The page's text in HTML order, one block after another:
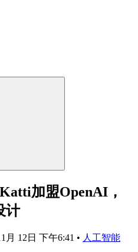
加盟OpenAI，
计
月 12日 下午6:41 • 人工智能